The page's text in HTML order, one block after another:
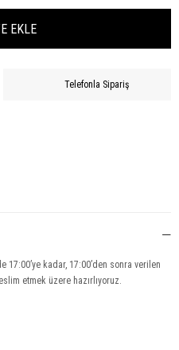
Telefonla Sipariş
kadar, 17:00’den sonra verilen
etmek üzere hazırlıyoruz.